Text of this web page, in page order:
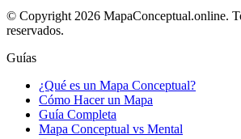
© Copyright 2026 MapaConceptual.online.
reservados.
Guías
¿Qué es un Mapa Conceptual?
Cómo Hacer un Mapa
Guía Completa
Mapa Conceptual vs Mental